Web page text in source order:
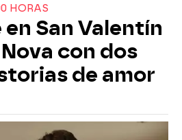
HORAS
San Valentín
con dos
de amor